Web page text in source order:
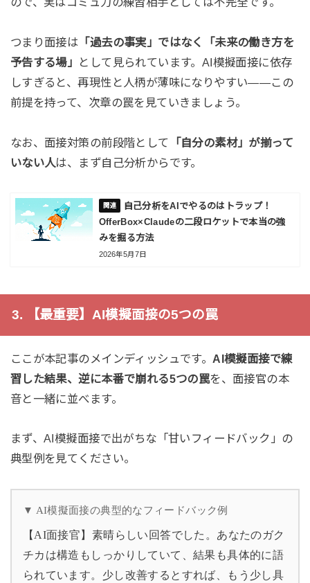
つまり面接は 「過去の事実」ではなく「未来の働き方を
予告する場」
として見られています。AI模擬面接に依存
しすぎると、再現性と人柄が薄味になりやすい——この
前提を持って、次章の罠を見ていきましょう。
なお、面接対策の前段階として 「自分の素材」が揃って
いない人は、まず自己分析からです。
自己分析をAIでやるのはトラップ！
OfferBox×Claudeの二段ロケットで本当の強
みを掘る方法
2026年5月7日
3. 【最重要】AI模擬面接の5つの罠
ここが本記事のメインディッシュです。 AI模擬面接で練
習した結果、逆に本番で崩れる5つの罠を、面接官の本
音と一緒に並べます。
まず、AI模擬面接で出がちな「甘いフィードバック」の
典型例を見てください。
▼ AI模擬面接の典型的なフィードバック例
【AI面接官】素晴らしい回答でした。あなたのガク
チカは構造もしっかりしていて、結果も具体的に語
られています。少し改善するとすれば、もう少し具